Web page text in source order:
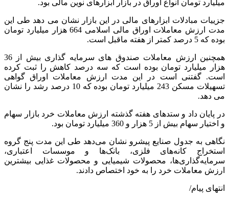
میلیارد تومان انواع اوراق در بازار ابزارهای نوین مالی بود.
جزییات مبادلات ابزارهای مالی در این بازار نشان می دهد طی این
مدت ارزش معاملات اوراق مالی اسلامی 664 هزار میلیارد تومان
بوده که 5 درصد کمتر از هفته ماقبل است.
همچنین ارزش معاملات صندوق های سرمایه گذاری بیش از 36
هزار میلیارد تومان بوده است که سه درصد کاهش را ثبت کرده
است. گفتنی است در این مدت ارزش معاملات اوراق گواهی
تسهیلات مسکن 243 میلیارد تومان بوده که 10 درصد رشد را نشان
می دهد.
در پایان داد و ستدهای هفته گذشته ارزش معاملات خرد بازار سهام
و اختیار سهام بیش از 5 هزار و 360 میلیارد تومان بود.
نگاهی به جدول صنایع پیشرو نشان می‌دهد طی این مدت پنج گروه‌
استخراج کانه‌های فلزی، بانک‌ها و موسسات اعتباری،
سرمایه‌گذاری‌ها، محصولات شیمیایی و محصولات غذایی بیشترین
ارزش معاملات خرد را به خود اختصاص دادند.
انتهای پیام/